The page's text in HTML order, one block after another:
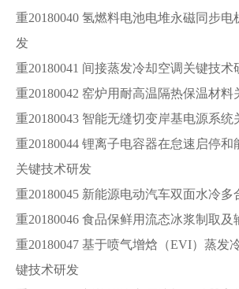
重20180040 氢燃料电池电堆永磁同步
发
重20180041 间接蒸发冷却空调关键技术
重20180042 窑炉用耐高温隔热保温材料
重20180043 智能无缝切变岸基电源系统
重20180044 锂离子电容器在怠速启停
关键技术研发
重20180045 新能源电动汽车双面水冷多
重20180046 食品保鲜用流态冰浆制取
重20180047 基于喷气增焓（EVI）蒸发
键技术研发